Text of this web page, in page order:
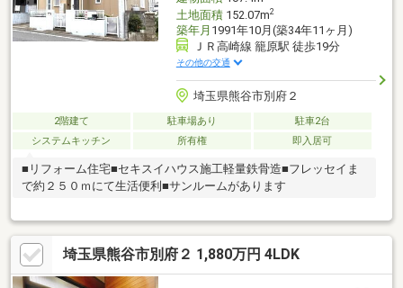
土地面積152.07m2
築年月 1991年10月(築34年11ヶ月)
ＪＲ高崎線 籠原駅 徒歩19分
その他の交通
埼玉県熊谷市別府２
2階建て 駐車場あり
駐車2台
システムキッチン
所有権 即入居可
■リフォーム住宅■セキスイハウス施工軽量鉄骨造■フレッセイま
で約２５０ｍにて生活便利■サンルームがあります
埼玉県熊谷市別府２ 1,880万円 4LDK